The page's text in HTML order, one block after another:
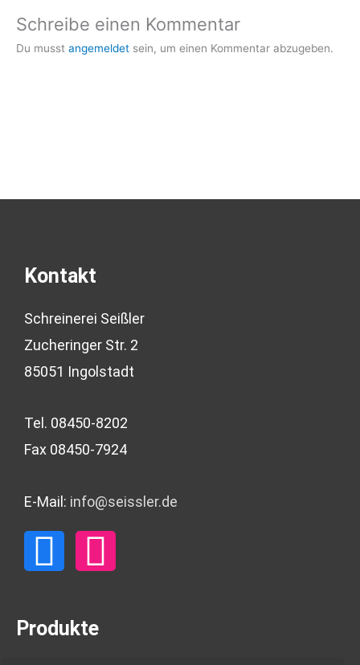
Schreibe einen Kommentar
Du musst angemeldet sein, um einen Kommentar abzugeben.
Kontakt
Schreinerei Seißler
Zucheringer Str. 2
85051 Ingolstadt
Tel. 08450-8202
Fax 08450-7924
E-Mail: info@seissler.de
F
c
I
s
Produkte